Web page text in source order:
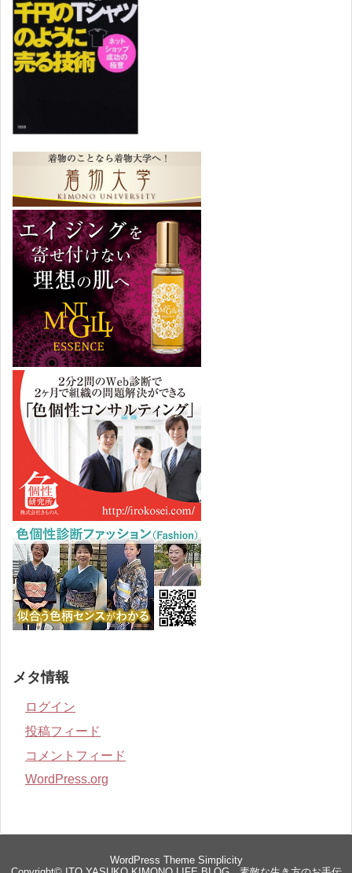
メタ情報
ログイン
投稿フィード
コメントフィード
WordPress.org
WordPress Theme Simplicity